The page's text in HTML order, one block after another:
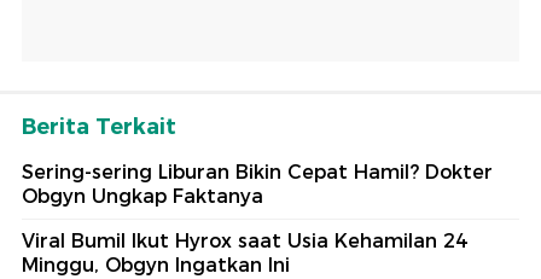
Berita Terkait
Sering-sering Liburan Bikin Cepat Hamil? Dokter
Obgyn Ungkap Faktanya
Viral Bumil Ikut Hyrox saat Usia Kehamilan 24
Minggu, Obgyn Ingatkan Ini